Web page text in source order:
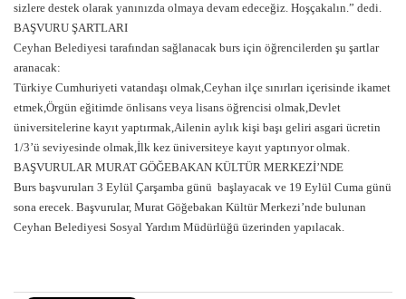
sizlere destek olarak yanınızda olmaya devam edeceğiz. Hoşçakalın.” dedi.
BAŞVURU ŞARTLARI
Ceyhan Belediyesi tarafından sağlanacak burs için öğrencilerden şu şartlar
aranacak:
Türkiye Cumhuriyeti vatandaşı olmak,Ceyhan ilçe sınırları içerisinde ikamet
etmek,Örgün eğitimde önlisans veya lisans öğrencisi olmak,Devlet
üniversitelerine kayıt yaptırmak,Ailenin aylık kişi başı geliri asgari ücretin
1/3’ü seviyesinde olmak,İlk kez üniversiteye kayıt yaptırıyor olmak.
BAŞVURULAR MURAT GÖĞEBAKAN KÜLTÜR MERKEZİ’NDE
Burs başvuruları 3 Eylül Çarşamba günü başlayacak ve 19 Eylül Cuma günü
sona erecek. Başvurular, Murat Göğebakan Kültür Merkezi’nde bulunan
Ceyhan Belediyesi Sosyal Yardım Müdürlüğü üzerinden yapılacak.